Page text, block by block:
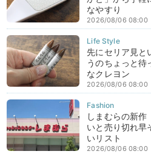
なやすり
2026/08/06 08:00
先にセリア見と
うのちょっと待
なクレヨン
2026/08/06 08:00
しまむらの新作
いと売り切れ早
いリスト
2026/08/06 08:00